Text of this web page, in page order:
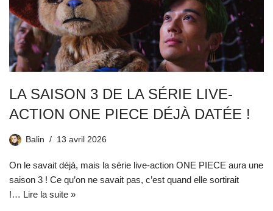
LA SAISON 3 DE LA SÉRIE LIVE-
ACTION ONE PIECE DÉJÀ DATÉE !
Balin 13 avril 2026
On le savait déjà, mais la série live-action ONE PIECE aura une
saison 3 ! Ce qu’on ne savait pas, c’est quand elle sortirait
!… Lire la suite »